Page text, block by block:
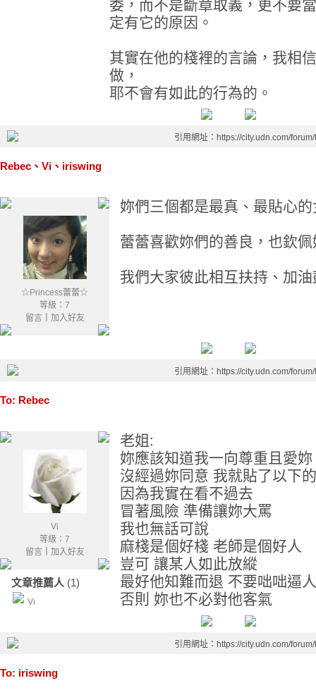
委，而不是斷章取義，更不要
定有它的原因。
其實在他的棧裡的言論，我相
做，
耶不會有如此的行為的。
引用網址：https://city.udn.com/
Rebec、Vi、iriswing
☆Princess蕾蕾☆
等級：7
留言｜ 加入好友
妳們三個都是最真、最貼心
蕾蕾喜歡妳們的善良，也欽
我們大家彼此相互扶持、加
引用網址：https://city.udn.com/
To: Rebec
Vi
等級：7
留言｜ 加入好友
文章推薦人 (1)
Vi
老姐:
妳應該知道我一向尊重且愛妳
沒經過妳同意 我就貼了以下
因為我實在看不過去
冒著風險 準備讓妳大罵
我也無話可說
麻棧是個好棧 老師是個好人
豈可 讓某人如此放縱
最好他知難而退 不要咄咄逼人
否則 妳也不必對他客氣
引用網址：https://city.udn.com/
To: iriswing